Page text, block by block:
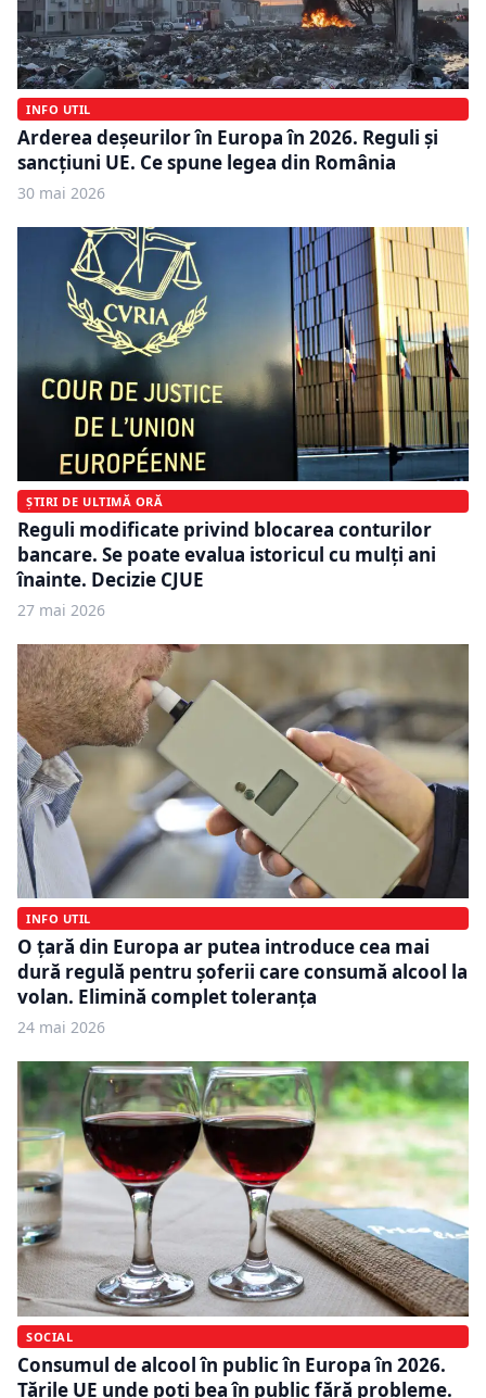
INFO UTIL
Arderea deșeurilor în Europa în 2026. Reguli și
sancțiuni UE. Ce spune legea din România
30 mai 2026
ȘTIRI DE ULTIMĂ ORĂ
Reguli modificate privind blocarea conturilor
bancare. Se poate evalua istoricul cu mulți ani
înainte. Decizie CJUE
27 mai 2026
INFO UTIL
O țară din Europa ar putea introduce cea mai
dură regulă pentru șoferii care consumă alcool la
volan. Elimină complet toleranța
24 mai 2026
SOCIAL
Consumul de alcool în public în Europa în 2026.
Țările UE unde poți bea în public fără probleme.